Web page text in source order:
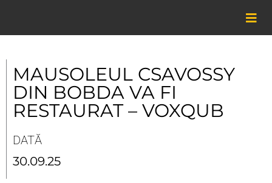
content
MAUSOLEUL CSAVOSSY
DIN BOBDA VA FI
RESTAURAT – VOXQUB
DATĂ
30.09.25